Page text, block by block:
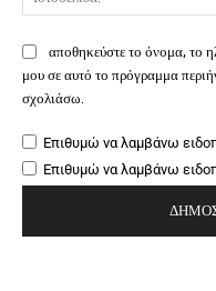
αποθηκεύστε το όνομα, το
μου σε αυτό το πρόγραμμα
σχολιάσω.
Επιθυμώ να λαμβάνω
Επιθυμώ να λαμβάνω